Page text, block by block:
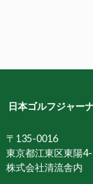
日本ゴルフジャー
〒135-0016
東京都江東区東陽
株式会社清流舎内